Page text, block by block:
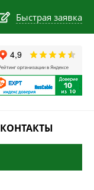
Быстрая заявка
КОНТАКТЫ